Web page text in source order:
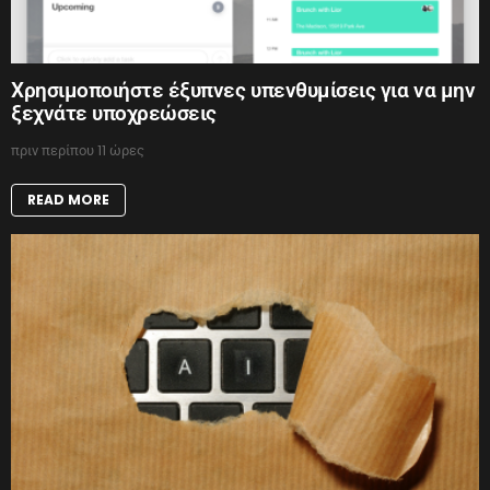
Χρησιμοποιήστε έξυπνες υπενθυμίσεις για να μην
ξεχνάτε υποχρεώσεις
πριν περίπου 11 ώρες
READ MORE